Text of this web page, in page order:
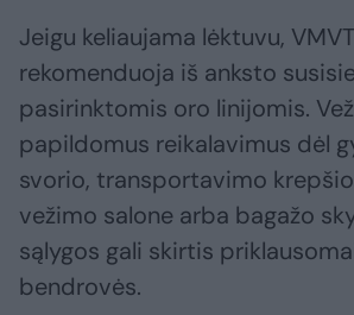
Jeigu keliaujama lėktuvu,
rekomenduoja iš anksto
pasirinktomis oro linijomis.
papildomus reikalavimus dėl
svorio, transportavimo
vežimo salone arba bagažo
sąlygos gali skirtis
bendrovės.